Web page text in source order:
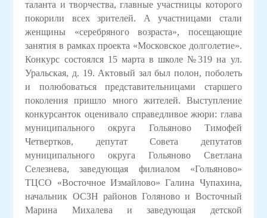
таланта и творчества, главные участницы которого
покорили всех зрителей. А участницами стали
женщины «серебряного возраста», посещающие
занятия в рамках проекта «Московское долголетие».
Конкурс состоялся 15 марта в школе №319 на ул.
Уральская, д. 19. Актовый зал был полон, поболеть
и полюбоваться представительницами старшего
поколения пришло много жителей. Выступление
конкурсанток оценивало справедливое жюри: глава
муниципального округа Гольяново Тимофей
Четвертков, депутат Совета депутатов
муниципального округа Гольяново Светлана
Селезнева, заведующая филиалом «Гольяново»
ТЦСО «Восточное Измайлово» Галина Чупахина,
начальник ОСЗН районов Голяново и Восточный
Марина Михалева и заведующая детской